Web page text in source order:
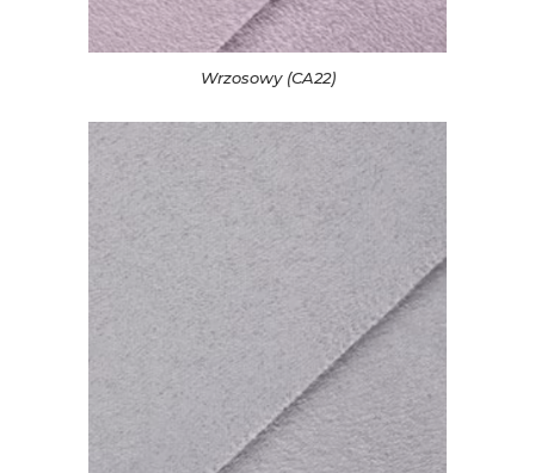
Wrzosowy (CA22)